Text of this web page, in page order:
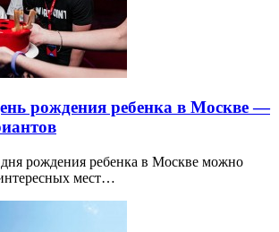
рождения ребенка в Москве —
рождения ребенка в Москве можно
мест…